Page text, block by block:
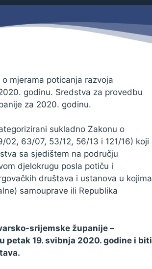
s javnošću
i donacije
Zahtjevi i obrasci
mjerama poticanja razvoja
godinu. Sredstva za provedbu
za 2020. godinu.
sukladno Zakonu o
02, 63/07, 53/12, 56/13 i 121/16) koji
sa sjedištem na području
djelokrugu posla potiču i
društava i ustanova u kojima
samouprave ili Republika
srijemske županije –
u petak 19. svibnja 2020. godine i biti